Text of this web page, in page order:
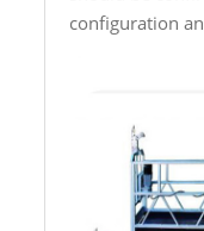
configuration